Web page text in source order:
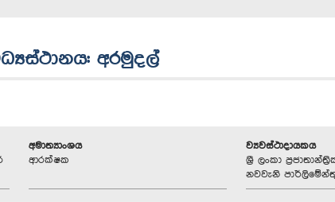
අරමුදල්
අමාත්‍යාංශය
ආරක්ෂක
ව්‍යවස්ථාදායකය
ශ්‍රී ලංකා
නවවැනි